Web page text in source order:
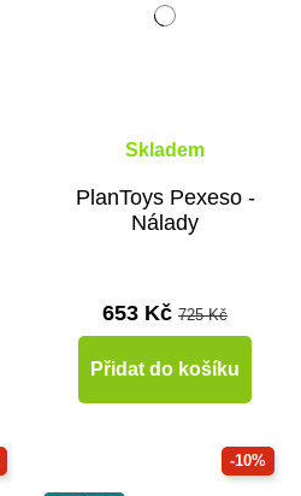
Skladem
PlanToys Pexeso -
Nálady
653 Kč 725 Kč
Přidat do košíku
-10%